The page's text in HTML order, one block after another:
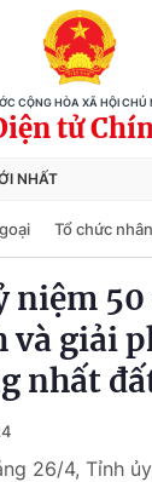
CỘNG HÒA XÃ HỘI CHỦ
tử
NHẤT
Tổ chức
niệm
và giải
nhất
26/4, Tỉnh